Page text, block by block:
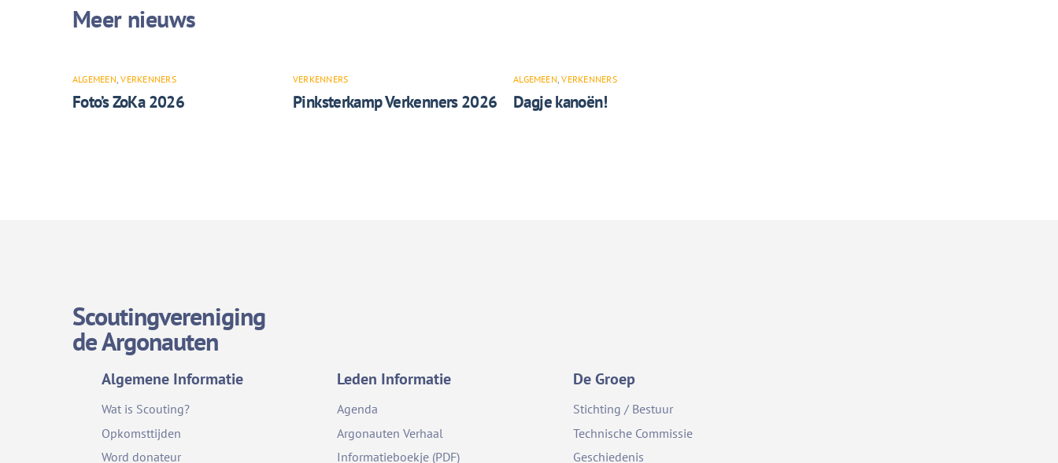
ALGEMEEN ,VERKENNERS
Foto’s ZoKa 2026
VERKENNERS
Pinksterkamp Verkenners 2026
ALGEMEEN ,VERKENNERS
Dagje kanoën!
Scoutingvereniging
de Argonauten
Algemene Informatie
Wat is Scouting?
Opkomsttijden
Word donateur
Leden Informatie
Agenda
Argonauten Verhaal
Informatieboekje (PDF)
De Groep
Stichting / Bestuur
Technische Commissie
Geschiedenis